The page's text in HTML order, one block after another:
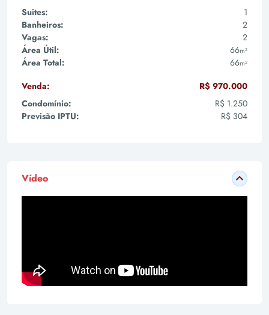
Suites:
1
Banheiros:
2
Vagas:
2
Área Útil:
66m²
Área Total: 66m²
Venda:
R$ 970.000
Condomínio:
R$ 1.250
Previsão IPTU:
R$ 304
Vídeo